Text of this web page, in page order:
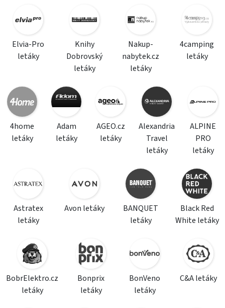
Elvia-Pro
letáky
Knihy
Dobrovský
letáky
Nakup-
nabytek.cz
letáky
4camping
letáky
4home
letáky
Adam
letáky
AGEO.cz
letáky
Alexandria
Travel
letáky
ALPINE
PRO
letáky
Astratex
letáky
Avon letáky
BANQUET
letáky
Black Red
White letáky
BobrElektro.cz
letáky
Bonprix
letáky
BonVeno
letáky
C&A letáky